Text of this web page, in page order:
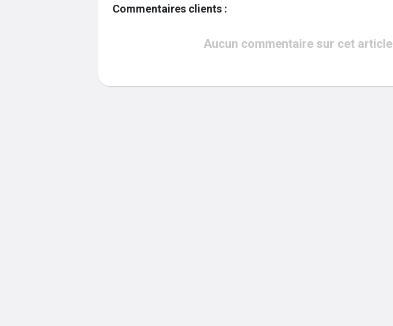
Commentaires clients :
Aucun commentaire sur cet article